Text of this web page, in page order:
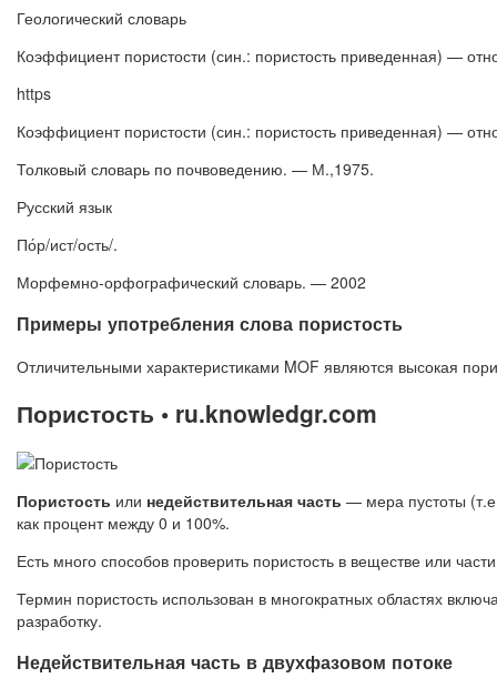
Геологический словарь
Коэффициент пористости (син.: пористость приведенная) —
https
Коэффициент пористости (син.: пористость приведенная) —
Толковый словарь по почвоведению. — М.,1975.
Русский язык
По́р/ист/ость/.
Морфемно-орфографический словарь. — 2002
Примеры употребления слова пористость
Отличительными характеристиками MOF являются высокая
Пористость • ru.knowledgr.com
Пористость или недействительная часть — мера пустоты
как процент между 0 и 100%.
Есть много способов проверить пористость в веществе или
Термин пористость использован в многократных областях
разработку.
Недействительная часть в двухфазовом потоке